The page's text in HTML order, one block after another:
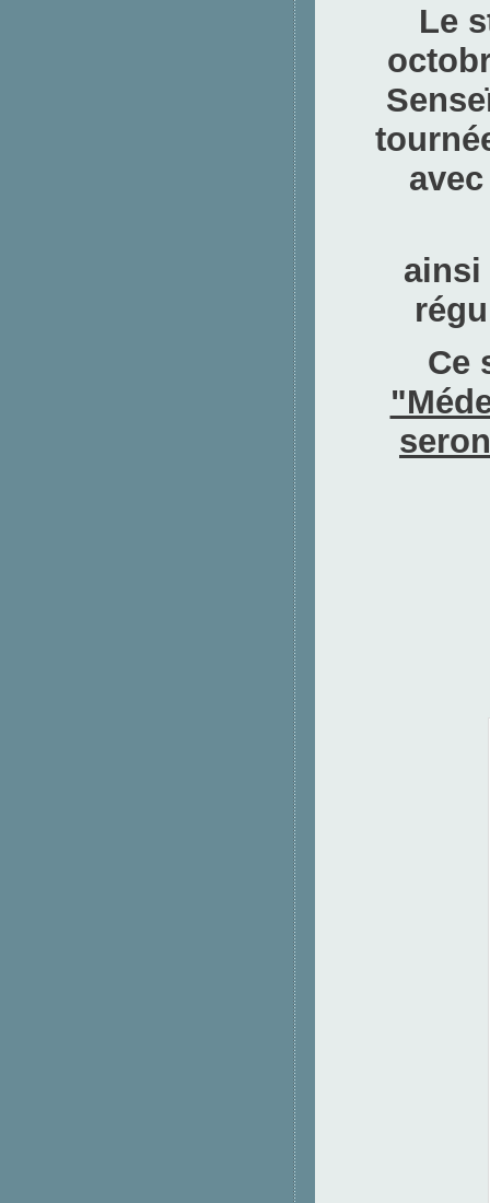
Le
ainsi
Ce